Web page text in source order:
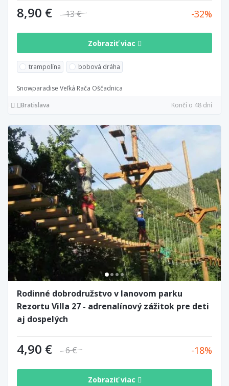
8,90 € 13 € 32
Zobraziť viac
trampolína bobová dráha
Snowparadise Veľká Rača Oščadnica
Bratislava
Končí o 48 dní
Rodinné dobrodružstvo v lanovom parku
Rezortu Villa 27 - adrenalínový zážitok pre deti
aj dospelých
4,90 € 6 € 18
Zobraziť viac